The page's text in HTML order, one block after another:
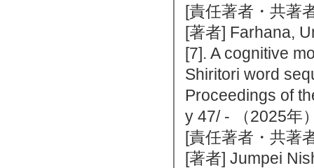
[責任著者・共著
[著者] Farhana,
[7]. A cognitive
Shiritori word
Proceedings of
y 47/ - （2025年
[責任著者・共著
[著者] Jumpei